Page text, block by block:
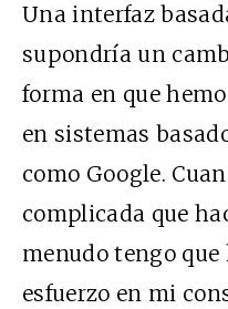
Una interfaz
supondría un
forma en que
en sistemas
como Google.
complicada que
menudo tengo
esfuerzo en mi